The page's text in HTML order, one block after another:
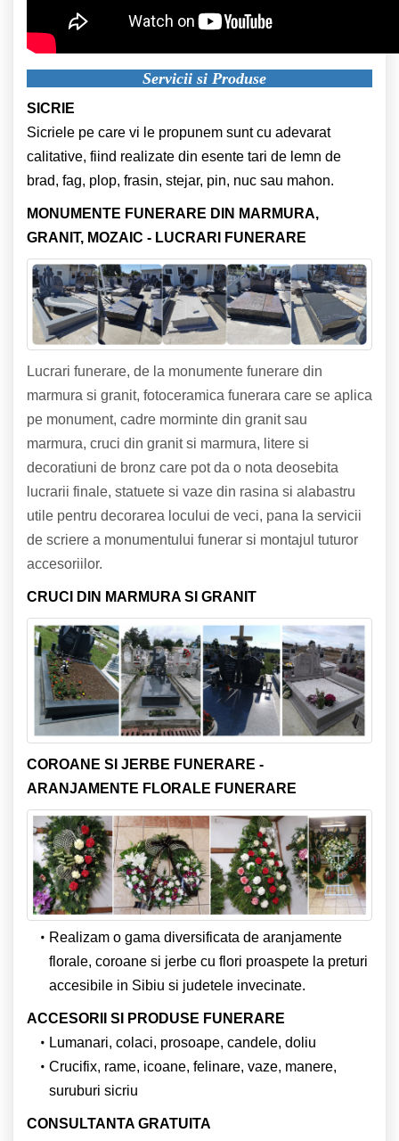
Servicii si Produse
SICRIE
Sicriele pe care vi le propunem sunt cu adevarat
calitative, fiind realizate din esente tari de lemn de
brad, fag, plop, frasin, stejar, pin, nuc sau mahon.
MONUMENTE FUNERARE DIN MARMURA,
GRANIT, MOZAIC - LUCRARI FUNERARE
Lucrari funerare, de la monumente funerare din
marmura si granit, fotoceramica funerara care se aplica
pe monument, cadre morminte din granit sau
marmura, cruci din granit si marmura, litere si
decoratiuni de bronz care pot da o nota deosebita
lucrarii finale, statuete si vaze din rasina si alabastru
utile pentru decorarea locului de veci, pana la servicii
de scriere a monumentului funerar si montajul tuturor
accesoriilor.
CRUCI DIN MARMURA SI GRANIT
COROANE SI JERBE FUNERARE -
ARANJAMENTE FLORALE FUNERARE
Realizam o gama diversificata de aranjamente
florale, coroane si jerbe cu flori proaspete la preturi
accesibile in Sibiu si judetele invecinate.
ACCESORII SI PRODUSE FUNERARE
Lumanari, colaci, prosoape, candele, doliu
Crucifix, rame, icoane, felinare, vaze, manere,
suruburi sicriu
CONSULTANTA GRATUITA